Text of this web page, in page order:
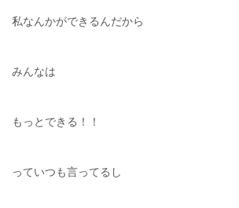
私なんかができるんだから
みんなは
もっとできる！！
っていつも言ってるし